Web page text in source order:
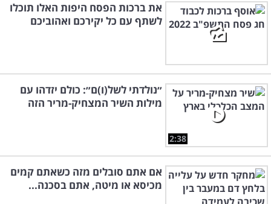
את ברכות הפסח היפות האלו תוכלו
לשתף עם כל יקירכם ואהוביכם
2:38
״נולדתי לשל(ו)ם״: כולם יזדהו עם
מילות השיר המצחיק-מריר הזה
אם אתם סובלים מזה כשאתם קמים
מכיסא או מיטה, אתם בסכנה...